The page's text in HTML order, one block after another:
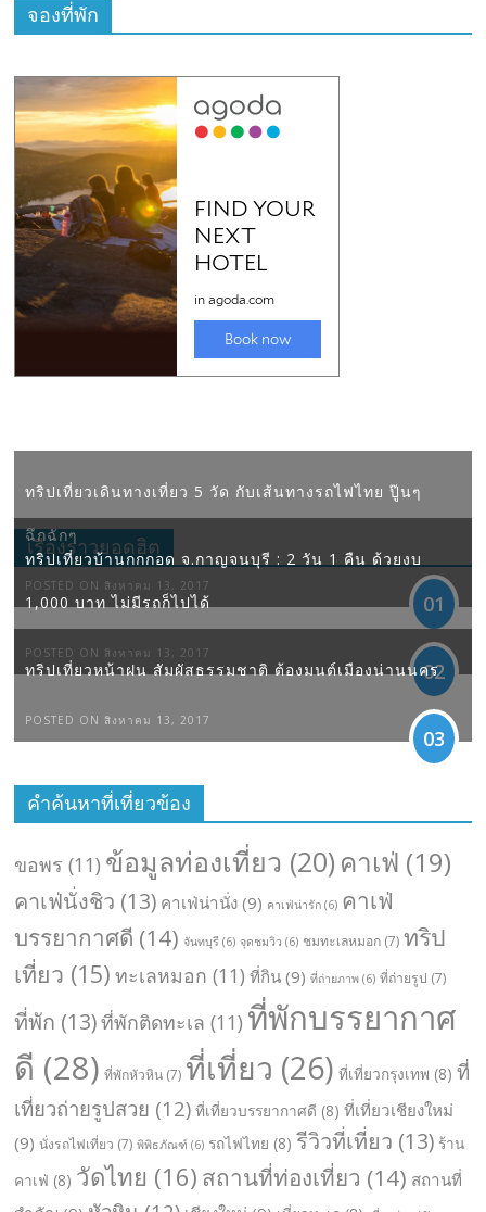
จองที่พัก
เรื่องราวยอดฮิต
ทริปเที่ยวเดินทางเที่ยว 5 วัด กับเส้นทางรถไฟไทย ปู๊นๆ
ฉึกฉักๆ
POSTED ON สิงหาคม 13, 2017
01
ทริปเที่ยวบ้านกกกอด จ.กาญจนบุรี : 2 วัน 1 คืน ด้วยงบ
1,000 บาท ไม่มีรถก็ไปได้
POSTED ON สิงหาคม 13, 2017
02
ทริปเที่ยวหน้าฝน สัมผัสธรรมชาติ ต้องมนต์เมืองน่านนคร
POSTED ON สิงหาคม 13, 2017
03
คำค้นหาที่เที่ยวข้อง
ขอพร (11) ข้อมูลท่องเที่ยว (20) คาเฟ่ (19)
คาเฟ่นั่งชิว (13) คาเฟ่น่านั่ง (9) คาเฟ่น่ารัก (6) คาเฟ่
บรรยากาศดี (14) จันทบุรี (6) จุดชมวิว (6) ชมทะเลหมอก (7) ทริป
เที่ยว (15) ทะเลหมอก (11) ที่กิน (9) ที่ถ่ายภาพ (6) ที่ถ่ายรูป (7)
ที่พัก (13)ที่พักติดทะเล (11) ที่พักบรรยากาศ
ดี (28) ที่พักหัวหิน (7) ที่เที่ยว (26) ที่เที่ยวกรุงเทพ (8) ที่
เที่ยวถ่ายรูปสวย (12) ที่เที่ยวบรรยากาศดี (8) ที่เที่ยวเชียงใหม่
(9) นั่งรถไฟเที่ยว (7) พิพิธภัณฑ์ (6) รถไฟไทย (8) รีวิวที่เที่ยว (13) ร้าน
คาเฟ่ (8) วัดไทย (16) สถานที่ท่องเที่ยว (14) สถานที่